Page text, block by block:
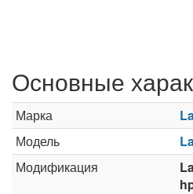
Основные
Марка
Модель
Модификация